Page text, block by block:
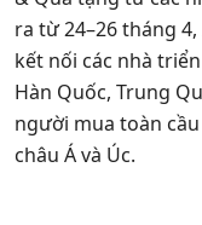
ra từ 24–26 tháng 4,
kết nối các nhà
Hàn Quốc, Trung
người mua toàn
châu Á và Úc.